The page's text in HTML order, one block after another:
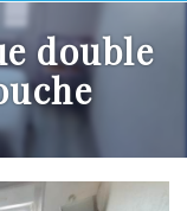
double